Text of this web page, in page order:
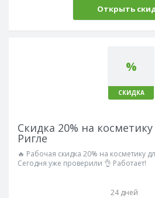
Открыть
%
СКИДКА
Скидка 20% на
Ригле
🔥 Рабочая скидка 20% на косметику
Сегодня уже проверили 👌 Работает!
24 дней